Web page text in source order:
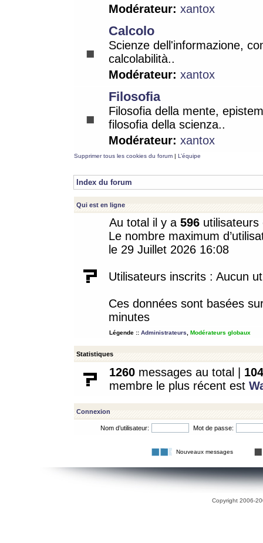
Modérateur: xantox
Calcolo
Scienze dell'informazione,
calcolabilità..
Modérateur: xantox
Filosofia
Filosofia della mente,
filosofia della scienza..
Modérateur: xantox
Supprimer tous les cookies du forum | L’équipe
Index du forum
Qui est en ligne
Au total il y a 596
Le nombre maximum
le 29 Juillet 2026 16:08
Utilisateurs inscrits : Aucun
Ces données sont basées
minutes
Légende :: Administrateurs Modérateurs globaux
Statistiques
1260 messages au total | 104
membre le plus récent est
Connexion
Nom d’utilisateur: Mot de passe:
Nouveaux messages
Copyright 2006-